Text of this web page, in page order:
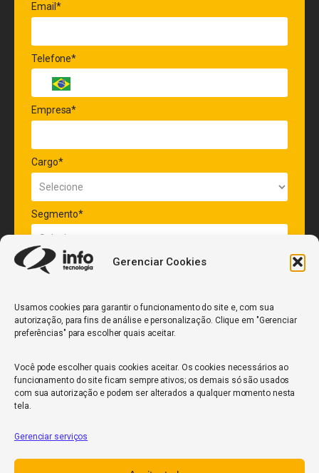
Gerenciar Cookies
Usamos cookies para garantir o funcionamento do site e, com sua
autorização, para fins de análise e personalização. Clique em "Gerenciar
preferências" para escolher quais aceitar.
Você pode escolher quais cookies aceitar. Os cookies necessários ao
funcionamento do site ficam sempre ativos; os demais só são usados
com sua autorização e podem ser alterados a qualquer momento nesta
tela.
Gerenciar serviços
Email*
Telefone*
Empresa*
Cargo*
Segmento*
Quantidade de veículos da frota*
ENVIAR
InfoCore